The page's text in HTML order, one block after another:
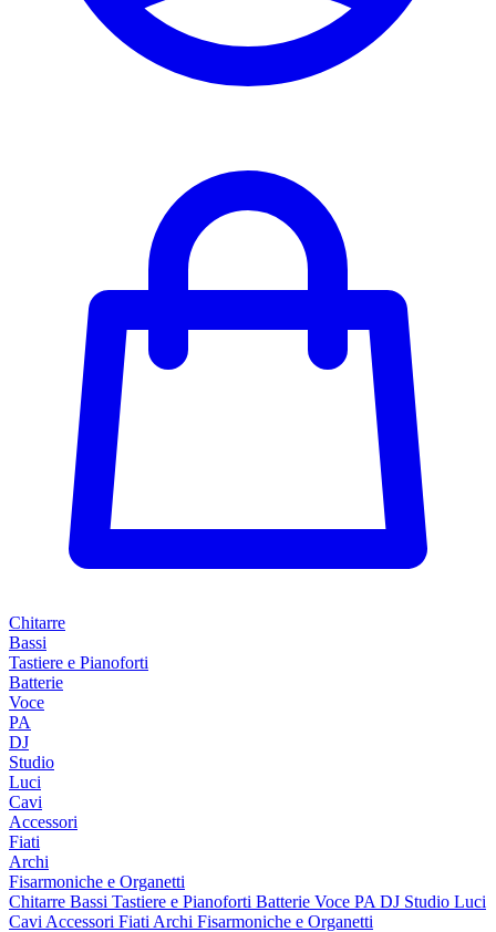
Chitarre
Bassi
Tastiere e Pianoforti
Batterie
Voce
PA
DJ
Studio
Luci
Cavi
Accessori
Fiati
Archi
Fisarmoniche e Organetti
Chitarre Bassi Tastiere e Pianoforti Batterie Voce PA DJ Studio Luci
Cavi Accessori Fiati Archi Fisarmoniche e Organetti